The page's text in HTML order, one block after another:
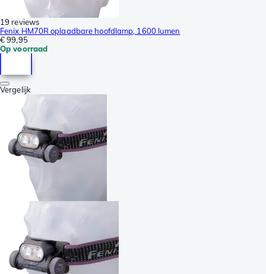
19 reviews
Fenix HM70R oplaadbare hoofdlamp, 1600 lumen
€ 99,95
Op voorraad
Vergelijk